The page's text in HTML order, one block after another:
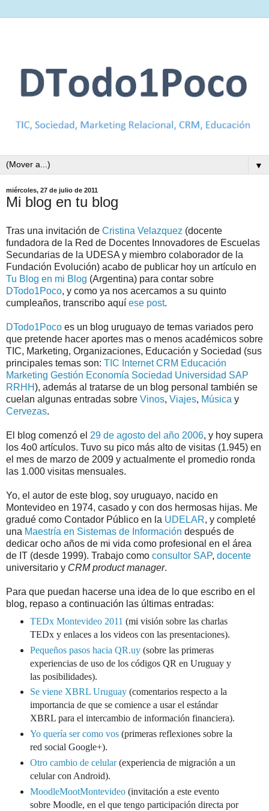
▼
miércoles, 27 de julio de 2011
Mi blog en tu blog
Tras una invitación de Cristina Velazquez (docente
fundadora de la Red de Docentes Innovadores de Escuelas
Secundarias de la UDESA y miembro colaborador de la
Fundación Evolución) acabo de publicar hoy un artículo en
Tu Blog en mi Blog (Argentina) para contar sobre
DTodo1Poco, y como ya nos acercamos a su quinto
cumpleaños, transcribo aquí ese post.
DTodo1Poco es un blog uruguayo de temas variados pero
que pretende hacer aportes mas o menos académicos sobre
TIC, Marketing, Organizaciones, Educación y Sociedad (sus
principales temas son: TIC Internet CRM Educación
Marketing Gestión Economía Sociedad Universidad SAP
RRHH), además al tratarse de un blog personal también se
cuelan algunas entradas sobre Vinos, Viajes, Música y
Cervezas.
El blog comenzó el 29 de agosto del año 2006, y hoy supera
los 4o0 artículos. Tuvo su pico más alto de visitas (1.945) en
el mes de marzo de 2009 y actualmente el promedio ronda
las 1.000 visitas mensuales.
Yo, el autor de este blog, soy uruguayo, nacido en
Montevideo en 1974, casado y con dos hermosas hijas. Me
gradué como Contador Público en la UDELAR, y completé
una Maestría en Sistemas de Información después de
dedicar ocho años de mi vida como profesional en el área
de IT (desde 1999). Trabajo como consultor SAP, docente
universitario y CRM product manager.
Para que puedan hacerse una idea de lo que escribo en el
blog, repaso a continuación las últimas entradas:
TEDx Montevideo 2011 (mi visión sobre las charlas
TEDx y enlaces a los videos con las presentaciones).
Pequeños pasos hacia QR.uy(sobre las primeras
experiencias de uso de los códigos QR en Uruguay y
las posibilidades).
Se viene XBRL Uruguay(comentarios respecto a la
importancia de que se comience a usar el estándar
XBRL para el intercambio de información financiera).
Yo quería ser como vos(primeras reflexiones sobre la
red social Google+).
Otro cambio de celular(experiencia de migración a un
celular con Android).
MoodleMootMontevideo(invitación a este evento
sobre Moodle, en el que tengo participación directa por